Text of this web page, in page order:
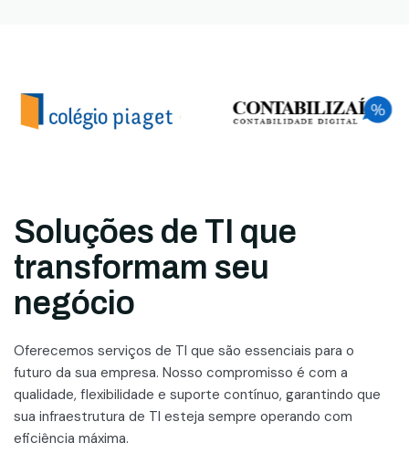
Soluções de TI que
transformam seu
negócio
Oferecemos serviços de TI que são essenciais para o
futuro da sua empresa. Nosso compromisso é com a
qualidade, flexibilidade e suporte contínuo, garantindo que
sua infraestrutura de TI esteja sempre operando com
eficiência máxima.